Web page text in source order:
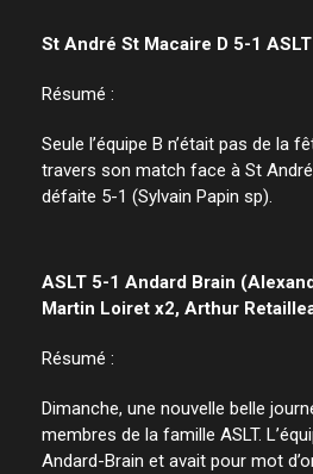
St André St Macaire D 5-1
Résumé :
Seule l’équipe B n’était pas de la
travers son match face à St
défaite 5-1 (Sylvain Papin sp).
ASLT 5-1 Andard Brain
Martin Loiret x2, Arthur
Résumé :
Dimanche, une nouvelle belle
membres de la famille ASLT.
Andard-Brain et avait pour mot